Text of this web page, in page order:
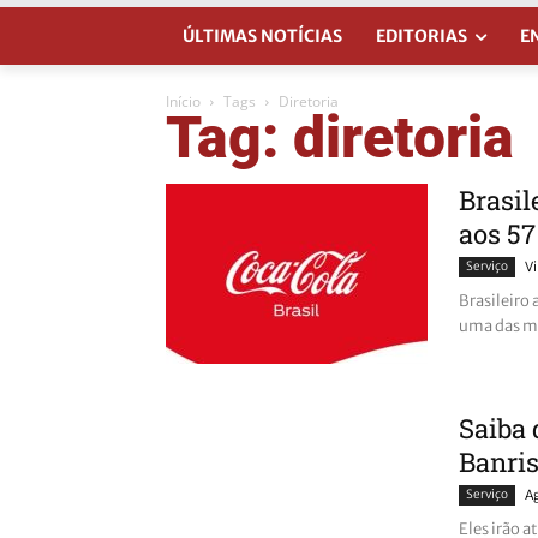
ÚLTIMAS NOTÍCIAS EDITORIAS
Início Tags Diretoria
Tag: diretoria
aos
Serviço
Brasileiro
uma das
Saiba
Serviço
Eles irão